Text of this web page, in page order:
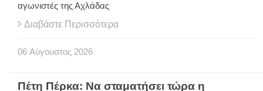
αγωνιστές της Αχλάδας
Διαβάστε Περισσότερα
06 Αύγουστος 2026
Πέτη Πέρκα: Να σταματήσει τώρα η